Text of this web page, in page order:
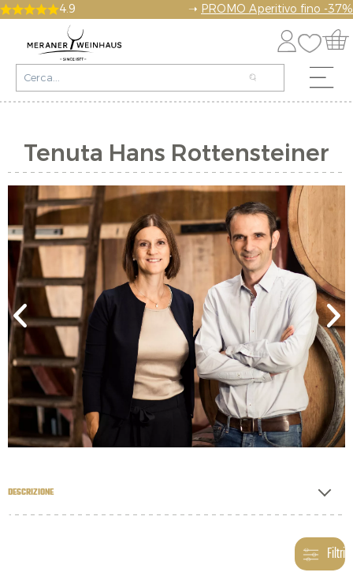
4.9 ➝ PROMO Aperitivo fino -37%
Tenuta Hans Rottensteiner
DESCRIZIONE
Filtri